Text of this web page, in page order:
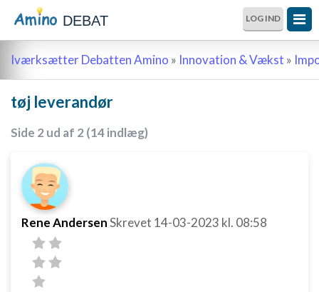
DEBAT LOG IND
Iværksætter Debatten Amino » Innovation & Vækst »
tøj leverandør
Side 2 ud af 2 (14 indlæg)
Rene AndersenSkrevet 14-03-2023 kl. 08:58